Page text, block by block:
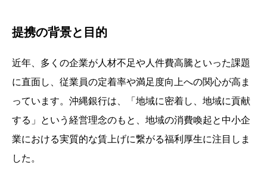
提携の背景と目的
近年、多くの企業が人材不足や人件費高騰といった課題
に直面し、従業員の定着率や満足度向上への関心が高ま
っています。沖縄銀行は、「地域に密着し、地域に貢献
する」という経営理念のもと、地域の消費喚起と中小企
業における実質的な賃上げに繋がる福利厚生に注目しま
した。